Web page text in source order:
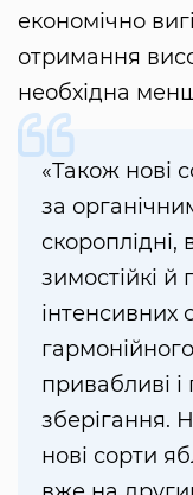
економічно
отримання
необхідна
«Також нові
за
скороплідні,
зимостійкі й
інтенсивних
привабливі і
зберігання.
нові сорти